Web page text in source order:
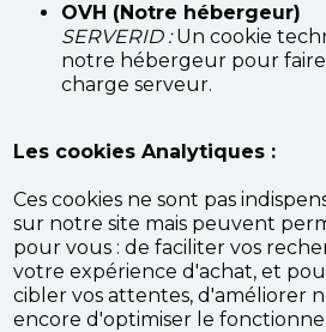
OVH (Notre hébergeur)
SERVERID :Un cookie
notre hébergeur pour
charge serveur.
Les cookies Analytiques :
Ces cookies ne sont pas
sur notre site mais peuvent
pour vous : de faciliter vos
votre expérience d'achat, et
cibler vos attentes, d'améliorer
encore d'optimiser le